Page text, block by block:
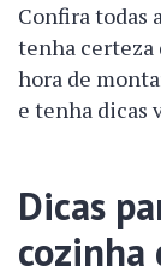
Confira todas
tenha certeza
hora de
e tenha dicas
Dicas
cozinha